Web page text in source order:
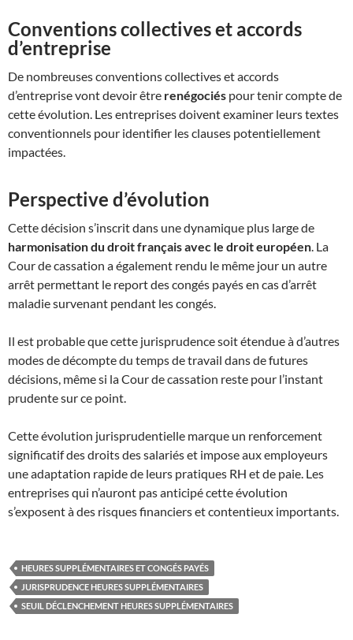
Conventions collectives et accords
d’entreprise
De nombreuses conventions collectives et accords
d’entreprise vont devoir être renégociés pour tenir compte de
cette évolution. Les entreprises doivent examiner leurs textes
conventionnels pour identifier les clauses potentiellement
impactées.
Perspective d’évolution
Cette décision s’inscrit dans une dynamique plus large de
harmonisation du droit français avec le droit européen . La
Cour de cassation a également rendu le même jour un autre
arrêt permettant le report des congés payés en cas d’arrêt
maladie survenant pendant les congés.
Il est probable que cette jurisprudence soit étendue à d’autres
modes de décompte du temps de travail dans de futures
décisions, même si la Cour de cassation reste pour l’instant
prudente sur ce point.
Cette évolution jurisprudentielle marque un renforcement
significatif des droits des salariés et impose aux employeurs
une adaptation rapide de leurs pratiques RH et de paie. Les
entreprises qui n’auront pas anticipé cette évolution
s’exposent à des risques financiers et contentieux importants.
HEURES SUPPLÉMENTAIRES ET CONGÉS PAYÉS
JURISPRUDENCE HEURES SUPPLÉMENTAIRES
SEUIL DÉCLENCHEMENT HEURES SUPPLÉMENTAIRES